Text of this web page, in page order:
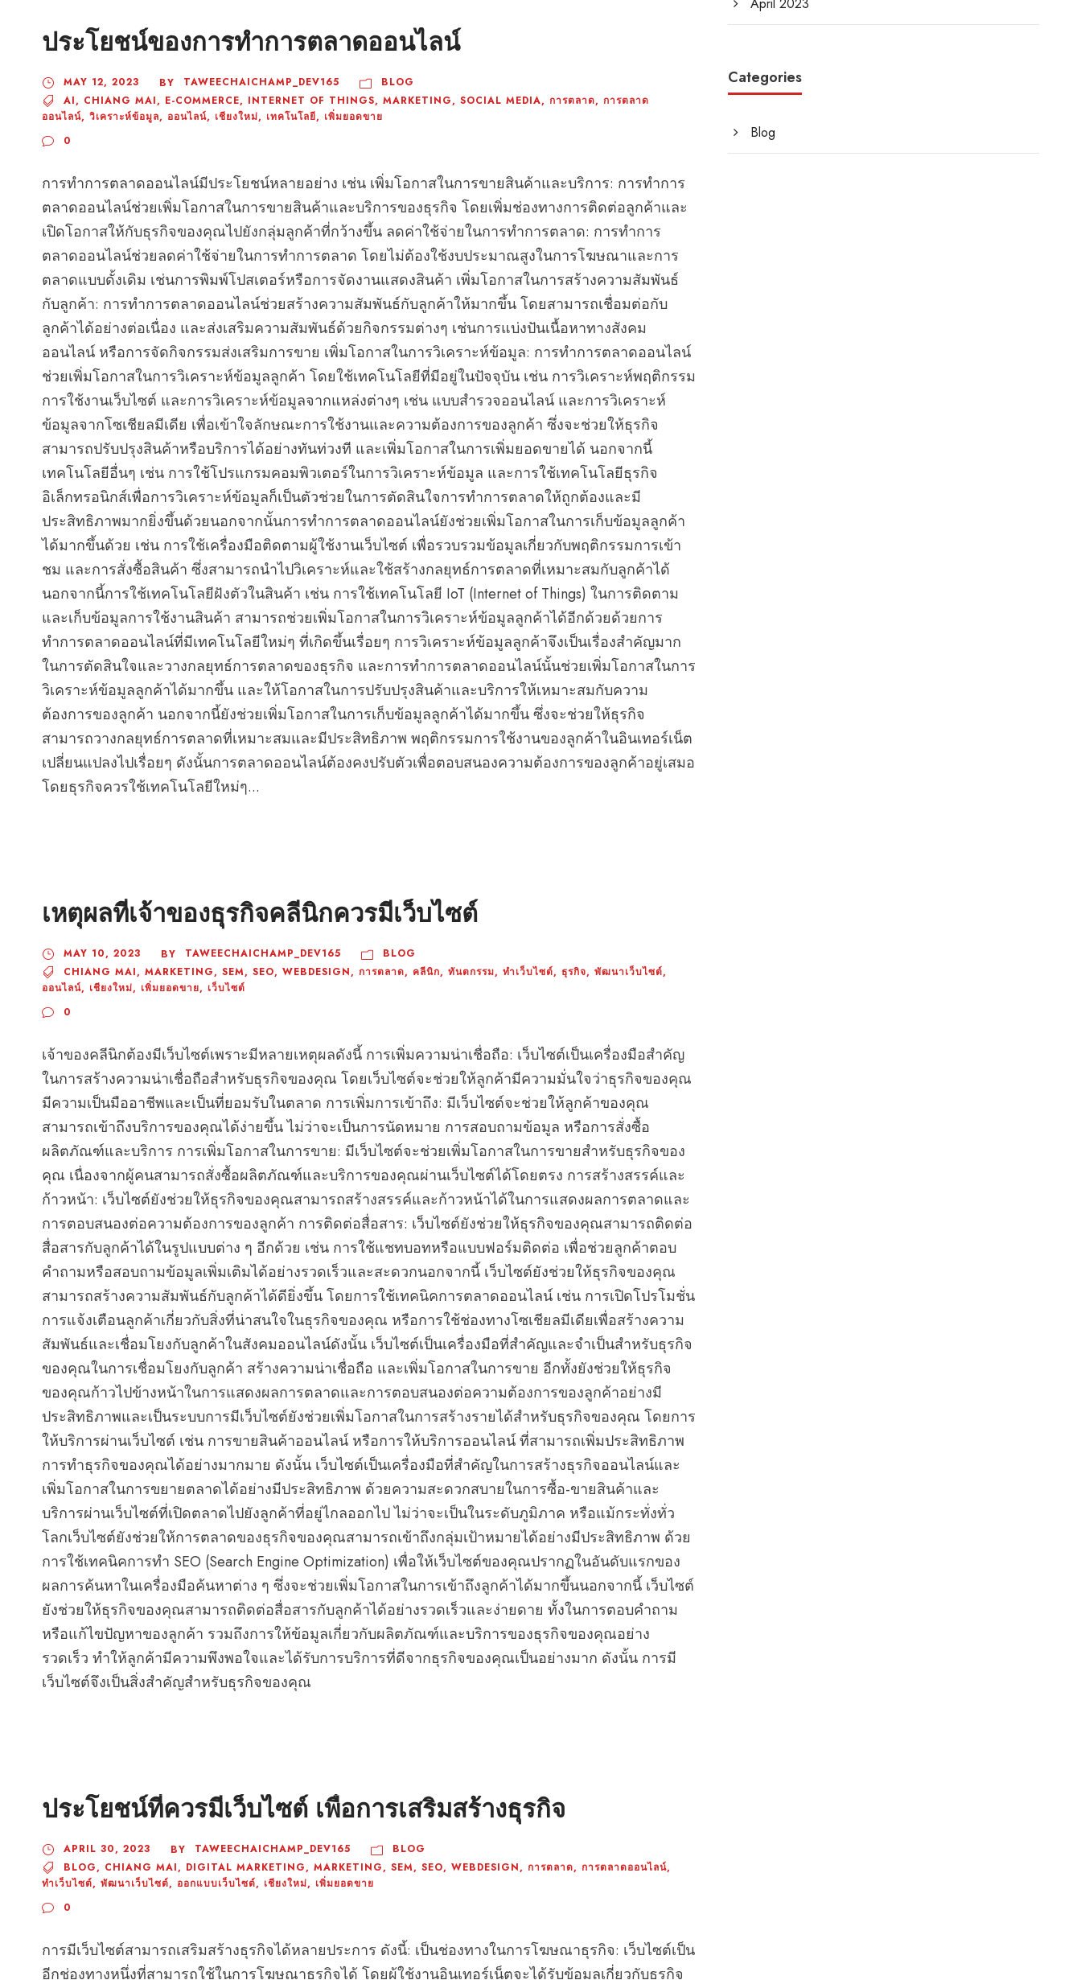
ประโยชน์ของการทำการตลาดออนไลน์
MAY 12, 2023 BY TAWEECHAICHAMP_DEV165
BLOG
AI, CHIANG MAI, E-COMMERCE, INTERNET OF THINGS, MARKETING, SOCIAL MEDIA, การตลาด, การตลาด
ออนไลน์, วิเคราะห์ข้อมูล, ออนไลน์, เชียงใหม่, เทคโนโลยี, เพิ่มยอดขาย
0
การทำการตลาดออนไลน์มีประโยชน์หลายอย่าง เช่น เพิ่มโอกาสในการขายสินค้าและบริการ: การทำการ
ตลาดออนไลน์ช่วยเพิ่มโอกาสในการขายสินค้าและบริการของธุรกิจ โดยเพิ่มช่องทางการติดต่อลูกค้าและ
เปิดโอกาสให้กับธุรกิจของคุณไปยังกลุ่มลูกค้าที่กว้างขึ้น ลดค่าใช้จ่ายในการทำการตลาด: การทำการ
ตลาดออนไลน์ช่วยลดค่าใช้จ่ายในการทำการตลาด โดยไม่ต้องใช้งบประมาณสูงในการโฆษณาและการ
ตลาดแบบดั้งเดิม เช่นการพิมพ์โปสเตอร์หรือการจัดงานแสดงสินค้า เพิ่มโอกาสในการสร้างความสัมพันธ์
กับลูกค้า: การทำการตลาดออนไลน์ช่วยสร้างความสัมพันธ์กับลูกค้าให้มากขึ้น โดยสามารถเชื่อมต่อกับ
ลูกค้าได้อย่างต่อเนื่อง และส่งเสริมความสัมพันธ์ด้วยกิจกรรมต่างๆ เช่นการแบ่งปันเนื้อหาทางสังคม
ออนไลน์ หรือการจัดกิจกรรมส่งเสริมการขาย เพิ่มโอกาสในการวิเคราะห์ข้อมูล: การทำการตลาดออนไลน์
ช่วยเพิ่มโอกาสในการวิเคราะห์ข้อมูลลูกค้า โดยใช้เทคโนโลยีที่มีอยู่ในปัจจุบัน เช่น การวิเคราะห์พฤติกรรม
การใช้งานเว็บไซต์ และการวิเคราะห์ข้อมูลจากแหล่งต่างๆ เช่น แบบสำรวจออนไลน์ และการวิเคราะห์
ข้อมูลจากโซเชียลมีเดีย เพื่อเข้าใจลักษณะการใช้งานและความต้องการของลูกค้า ซึ่งจะช่วยให้ธุรกิจ
สามารถปรับปรุงสินค้าหรือบริการได้อย่างทันท่วงที และเพิ่มโอกาสในการเพิ่มยอดขายได้ นอกจากนี้
เทคโนโลยีอื่นๆ เช่น การใช้โปรแกรมคอมพิวเตอร์ในการวิเคราะห์ข้อมูล และการใช้เทคโนโลยีธุรกิจ
อิเล็กทรอนิกส์เพื่อการวิเคราะห์ข้อมูลก็เป็นตัวช่วยในการตัดสินใจการทำการตลาดให้ถูกต้องและมี
ประสิทธิภาพมากยิ่งขึ้นด้วยนอกจากนั้นการทำการตลาดออนไลน์ยังช่วยเพิ่มโอกาสในการเก็บข้อมูลลูกค้า
ได้มากขึ้นด้วย เช่น การใช้เครื่องมือติดตามผู้ใช้งานเว็บไซต์ เพื่อรวบรวมข้อมูลเกี่ยวกับพฤติกรรมการเข้า
ชม และการสั่งซื้อสินค้า ซึ่งสามารถนำไปวิเคราะห์และใช้สร้างกลยุทธ์การตลาดที่เหมาะสมกับลูกค้าได้
นอกจากนี้การใช้เทคโนโลยีฝังตัวในสินค้า เช่น การใช้เทคโนโลยี IoT (Internet of Things) ในการติดตาม
และเก็บข้อมูลการใช้งานสินค้า สามารถช่วยเพิ่มโอกาสในการวิเคราะห์ข้อมูลลูกค้าได้อีกด้วยด้วยการ
ทำการตลาดออนไลน์ที่มีเทคโนโลยีใหม่ๆ ที่เกิดขึ้นเรื่อยๆ การวิเคราะห์ข้อมูลลูกค้าจึงเป็นเรื่องสำคัญมาก
ในการตัดสินใจและวางกลยุทธ์การตลาดของธุรกิจ และการทำการตลาดออนไลน์นั้นช่วยเพิ่มโอกาสในการ
วิเคราะห์ข้อมูลลูกค้าได้มากขึ้น และให้โอกาสในการปรับปรุงสินค้าและบริการให้เหมาะสมกับความ
ต้องการของลูกค้า นอกจากนี้ยังช่วยเพิ่มโอกาสในการเก็บข้อมูลลูกค้าได้มากขึ้น ซึ่งจะช่วยให้ธุรกิจ
สามารถวางกลยุทธ์การตลาดที่เหมาะสมและมีประสิทธิภาพ พฤติกรรมการใช้งานของลูกค้าในอินเทอร์เน็ต
เปลี่ยนแปลงไปเรื่อยๆ ดังนั้นการตลาดออนไลน์ต้องคงปรับตัวเพื่อตอบสนองความต้องการของลูกค้าอยู่เสมอ
โดยธุรกิจควรใช้เทคโนโลยีใหม่ๆ...
เหตุผลที่เจ้าของธุรกิจคลีนิกควรมีเว็บไซต์
MAY 10, 2023 BY TAWEECHAICHAMP_DEV165
BLOG
CHIANG MAI, MARKETING, SEM, SEO, WEBDESIGN, การตลาด, คลีนิก, ทันตกรรม, ทำเว็บไซต์, ธุรกิจ, พัฒนาเว็บไซต์,
ออนไลน์, เชียงใหม่, เพิ่มยอดขาย, เว็บไซต์
0
เจ้าของคลีนิกต้องมีเว็บไซต์เพราะมีหลายเหตุผลดังนี้ การเพิ่มความน่าเชื่อถือ: เว็บไซต์เป็นเครื่องมือสำคัญ
ในการสร้างความน่าเชื่อถือสำหรับธุรกิจของคุณ โดยเว็บไซต์จะช่วยให้ลูกค้ามีความมั่นใจว่าธุรกิจของคุณ
มีความเป็นมืออาชีพและเป็นที่ยอมรับในตลาด การเพิ่มการเข้าถึง: มีเว็บไซต์จะช่วยให้ลูกค้าของคุณ
สามารถเข้าถึงบริการของคุณได้ง่ายขึ้น ไม่ว่าจะเป็นการนัดหมาย การสอบถามข้อมูล หรือการสั่งซื้อ
ผลิตภัณฑ์และบริการ การเพิ่มโอกาสในการขาย: มีเว็บไซต์จะช่วยเพิ่มโอกาสในการขายสำหรับธุรกิจของ
คุณ เนื่องจากผู้คนสามารถสั่งซื้อผลิตภัณฑ์และบริการของคุณผ่านเว็บไซต์ได้โดยตรง การสร้างสรรค์และ
ก้าวหน้า: เว็บไซต์ยังช่วยให้ธุรกิจของคุณสามารถสร้างสรรค์และก้าวหน้าได้ในการแสดงผลการตลาดและ
การตอบสนองต่อความต้องการของลูกค้า การติดต่อสื่อสาร: เว็บไซต์ยังช่วยให้ธุรกิจของคุณสามารถติดต่อ
สื่อสารกับลูกค้าได้ในรูปแบบต่าง ๆ อีกด้วย เช่น การใช้แชทบอทหรือแบบฟอร์มติดต่อ เพื่อช่วยลูกค้าตอบ
คำถามหรือสอบถามข้อมูลเพิ่มเติมได้อย่างรวดเร็วและสะดวกนอกจากนี้ เว็บไซต์ยังช่วยให้ธุรกิจของคุณ
สามารถสร้างความสัมพันธ์กับลูกค้าได้ดียิ่งขึ้น โดยการใช้เทคนิคการตลาดออนไลน์ เช่น การเปิดโปรโมชั่น
การแจ้งเตือนลูกค้าเกี่ยวกับสิ่งที่น่าสนใจในธุรกิจของคุณ หรือการใช้ช่องทางโซเชียลมีเดียเพื่อสร้างความ
สัมพันธ์และเชื่อมโยงกับลูกค้าในสังคมออนไลน์ดังนั้น เว็บไซต์เป็นเครื่องมือที่สำคัญและจำเป็นสำหรับธุรกิจ
ของคุณในการเชื่อมโยงกับลูกค้า สร้างความน่าเชื่อถือ และเพิ่มโอกาสในการขาย อีกทั้งยังช่วยให้ธุรกิจ
ของคุณก้าวไปข้างหน้าในการแสดงผลการตลาดและการตอบสนองต่อความต้องการของลูกค้าอย่างมี
ประสิทธิภาพและเป็นระบบการมีเว็บไซต์ยังช่วยเพิ่มโอกาสในการสร้างรายได้สำหรับธุรกิจของคุณ โดยการ
ให้บริการผ่านเว็บไซต์ เช่น การขายสินค้าออนไลน์ หรือการให้บริการออนไลน์ ที่สามารถเพิ่มประสิทธิภาพ
การทำธุรกิจของคุณได้อย่างมากมาย ดังนั้น เว็บไซต์เป็นเครื่องมือที่สำคัญในการสร้างธุรกิจออนไลน์และ
เพิ่มโอกาสในการขยายตลาดได้อย่างมีประสิทธิภาพ ด้วยความสะดวกสบายในการซื้อ-ขายสินค้าและ
บริการผ่านเว็บไซต์ที่เปิดตลาดไปยังลูกค้าที่อยู่ไกลออกไป ไม่ว่าจะเป็นในระดับภูมิภาค หรือแม้กระทั่งทั่ว
โลกเว็บไซต์ยังช่วยให้การตลาดของธุรกิจของคุณสามารถเข้าถึงกลุ่มเป้าหมายได้อย่างมีประสิทธิภาพ ด้วย
การใช้เทคนิคการทำ SEO (Search Engine Optimization) เพื่อให้เว็บไซต์ของคุณปรากฏในอันดับแรกของ
ผลการค้นหาในเครื่องมือค้นหาต่าง ๆ ซึ่งจะช่วยเพิ่มโอกาสในการเข้าถึงลูกค้าได้มากขึ้นนอกจากนี้ เว็บไซต์
ยังช่วยให้ธุรกิจของคุณสามารถติดต่อสื่อสารกับลูกค้าได้อย่างรวดเร็วและง่ายดาย ทั้งในการตอบคำถาม
หรือแก้ไขปัญหาของลูกค้า รวมถึงการให้ข้อมูลเกี่ยวกับผลิตภัณฑ์และบริการของธุรกิจของคุณอย่าง
รวดเร็ว ทำให้ลูกค้ามีความพึงพอใจและได้รับการบริการที่ดีจากธุรกิจของคุณเป็นอย่างมาก ดังนั้น การมี
เว็บไซต์จึงเป็นสิ่งสำคัญสำหรับธุรกิจของคุณ
ประโยชน์ที่ควรมีเว็บไซต์ เพื่อการเสริมสร้างธุรกิจ
APRIL 30, 2023 BY TAWEECHAICHAMP_DEV165
BLOG
BLOG, CHIANG MAI, DIGITAL MARKETING, MARKETING, SEM, SEO, WEBDESIGN, การตลาด, การตลาดออนไลน์,
ทำเว็บไซต์, พัฒนาเว็บไซต์, ออกแบบเว็บไซต์, เชียงใหม่, เพิ่มยอดขาย
0
การมีเว็บไซต์สามารถเสริมสร้างธุรกิจได้หลายประการ ดังนี้: เป็นช่องทางในการโฆษณาธุรกิจ: เว็บไซต์เป็น
อีกช่องทางหนึ่งที่สามารถใช้ในการโฆษณาธุรกิจได้ โดยผู้ใช้งานอินเทอร์เน็ตจะได้รับข้อมูลเกี่ยวกับธุรกิจ
Categories
Blog